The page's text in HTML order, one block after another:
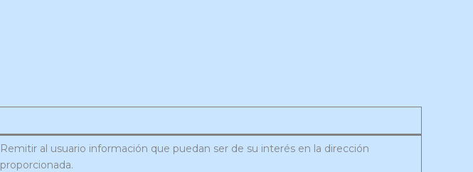
Remitir al usuario información que puedan ser de su interés en la dirección
proporcionada.